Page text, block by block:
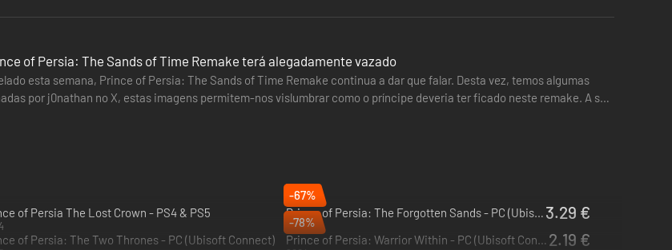
of Persia: The Sands of Time Remake terá alegadamente vazado
esta semana, Prince of Persia: The Sands of Time Remake continua a dar que falar. Desta vez, temos algumas
por j0nathan no X, estas imagens permitem-nos vislumbrar como o príncipe deveria ter ficado neste remake. A sua
of Persia The Lost Crown - PS4 & PS5
-67%
Prince of Persia: The Forgotten Sands - PC (Ubisoft Connect)
2010
3.29 €
of Persia: The Two Thrones - PC (Ubisoft Connect)
-78%
Prince of Persia: Warrior Within - PC (Ubisoft Connect) 2.19 €